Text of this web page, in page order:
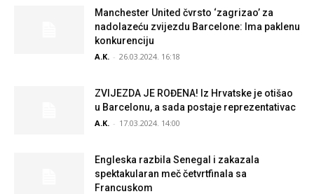
Manchester United čvrsto ‘zagrizao’ za
nadolazeću zvijezdu Barcelone: Ima paklenu
konkurenciju
A.K. - 26.03.2024. 16:18
ZVIJEZDA JE ROĐENA! Iz Hrvatske je otišao
u Barcelonu, a sada postaje reprezentativac
A.K. - 17.03.2024. 14:00
Engleska razbila Senegal i zakazala
spektakularan meč četvrtfinala sa
Francuskom